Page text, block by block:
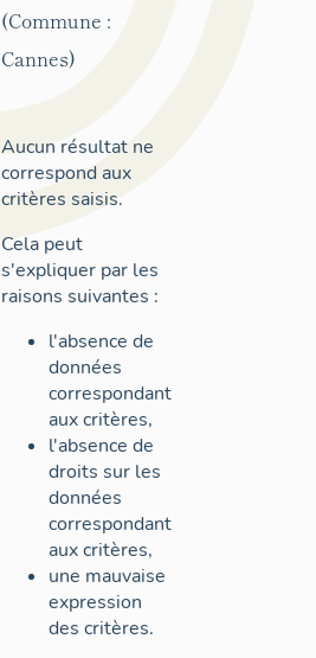
(Commune :
Cannes)
Aucun résultat ne
correspond aux
critères saisis.
Cela peut
s'expliquer par les
raisons suivantes :
l'absence de
données
correspondant
aux critères,
l'absence de
droits sur les
données
correspondant
aux critères,
une mauvaise
expression
des critères.